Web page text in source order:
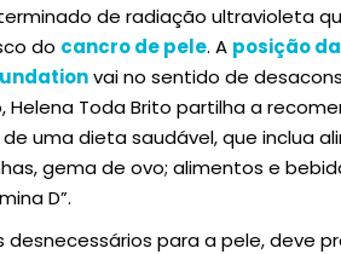
de radiação ultravioleta
do cancro de pele. A posição
vai no sentido de
Toda Brito partilha a
uma dieta saudável, que inclua
gema de ovo; alimentos e
D”.
desnecessários para a pele, deve